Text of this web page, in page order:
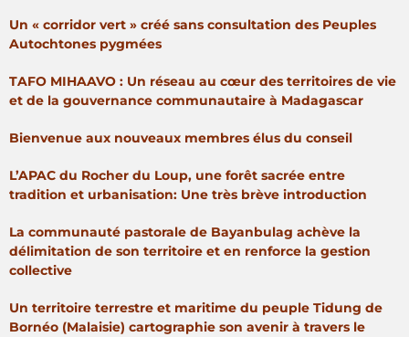
Un « corridor vert » créé sans consultation des Peuples
Autochtones pygmées
TAFO MIHAAVO : Un réseau au cœur des territoires de vie
et de la gouvernance communautaire à Madagascar
Bienvenue aux nouveaux membres élus du conseil
L’APAC du Rocher du Loup, une forêt sacrée entre
tradition et urbanisation: Une très brève introduction
La communauté pastorale de Bayanbulag achève la
délimitation de son territoire et en renforce la gestion
collective
Un territoire terrestre et maritime du peuple Tidung de
Bornéo (Malaisie) cartographie son avenir à travers le